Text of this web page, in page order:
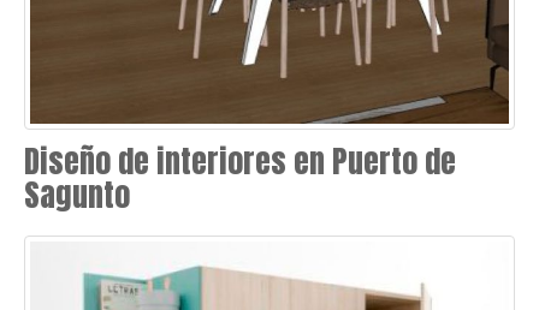
Diseño de interiores en Puerto de
Sagunto